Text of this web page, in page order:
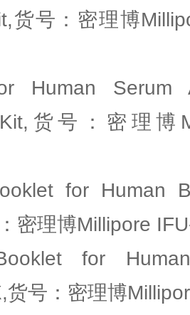
货号：密理博
Human Serum
货号：密理博
for Human
密理博Millipore
for
货号：密理博